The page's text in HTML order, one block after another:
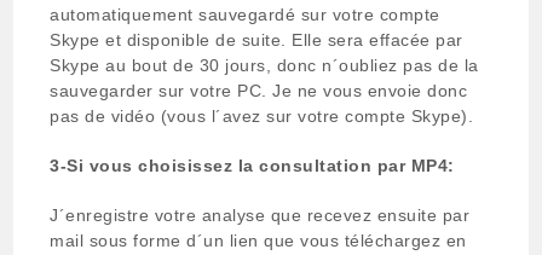
automatiquement sauvegardé sur votre compte
Skype et disponible de suite. Elle sera effacée par
Skype au bout de 30 jours, donc n´oubliez pas de la
sauvegarder sur votre PC. Je ne vous envoie donc
pas de vidéo (vous l´avez sur votre compte Skype).
3-Si vous choisissez la consultation par MP4:
J´enregistre votre analyse que recevez ensuite par
mail sous forme d´un lien que vous téléchargez en